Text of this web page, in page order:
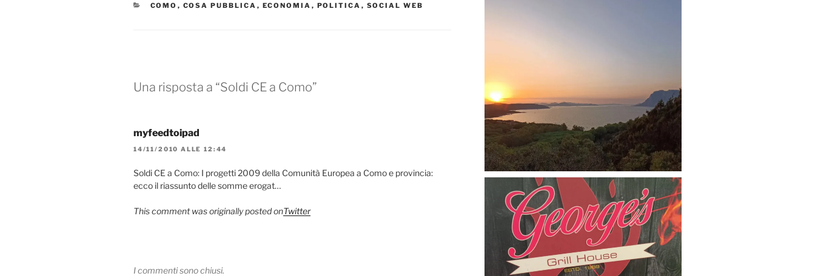
CATEGORIE
COMO , COSA PUBBLICA , ECONOMIA , POLITICA , SOCIAL WEB
Una risposta a “Soldi CE a Como”
myfeedtoipad
14/11/2010 ALLE 12:44
Soldi CE a Como: I progetti 2009 della Comunità Europea a Como e provincia:
ecco il riassunto delle somme erogat…
This comment was originally posted onTwitter
I commenti sono chiusi.